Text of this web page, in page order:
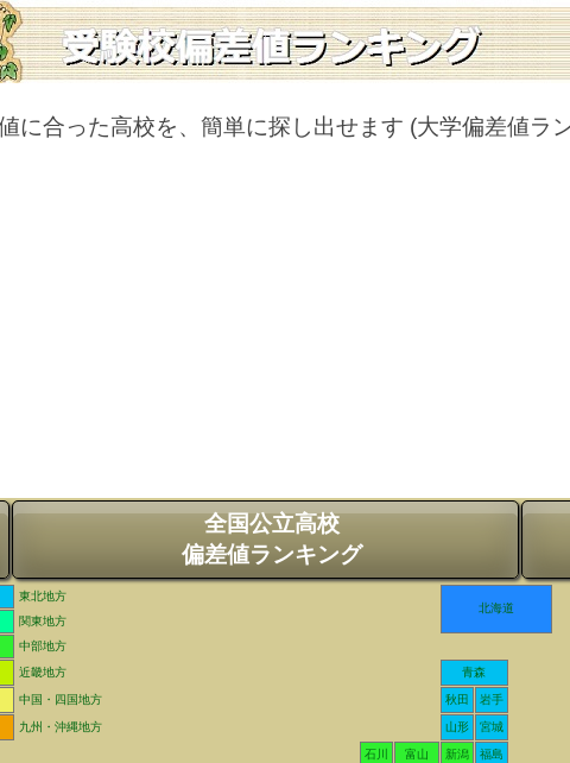
に合った高校を、簡単に探し出せます (大学偏差値ラ
全国公立高校
偏差値ランキング
東北地方
北海道
関東地方
中部地方
近畿地方
青森
中国・四国地方 秋田 岩手
九州・沖縄地方 山形 宮城
石川 富山 新潟 福島